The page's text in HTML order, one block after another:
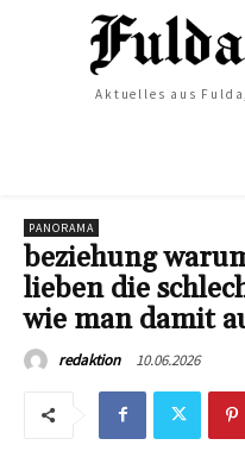
Aktuelles aus
PANORAMA
beziehung
lieben die
wie man damit
redaktion 10.06.2026